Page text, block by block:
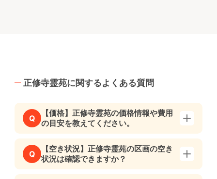
正修寺霊苑に関するよくある質問
Q
【価格】正修寺霊苑の価格情報や費用
の目安を教えてください。
Q
【空き状況】正修寺霊苑の区画の空き
状況は確認できますか？